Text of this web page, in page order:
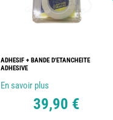
ADHESIF + BANDE D'ETANCHEITE
ADHESIVE
En savoir plus
39,90 €